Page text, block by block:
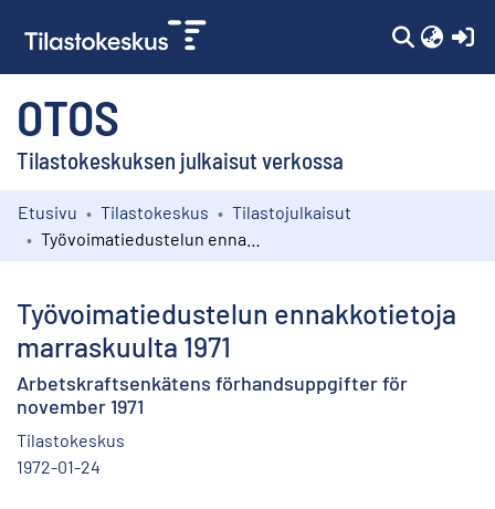
OTOS
Tilastokeskuksen julkaisut verkossa
Kokoelmat
Etusivu Tilastokeskus
Tilastojulkaisut
Työvoimatiedustelun ennakkotietoja
marraskuulta 1971
Arbetskraftsenkätens förhandsuppgifter för
november 1971
Tilastokeskus
1972-01-24